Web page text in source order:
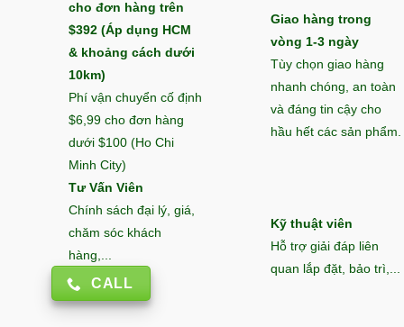
cho đơn hàng trên
$392 (Áp dụng HCM
& khoảng cách dưới
10km)
Phí vận chuyển cố định
$6,99 cho đơn hàng
dưới $100 (Ho Chi
Minh City)
Giao hàng trong
vòng 1-3 ngày
Tùy chọn giao hàng
nhanh chóng, an toàn
và đáng tin cậy cho
hầu hết các sản phẩm.
Tư Vấn Viên
Chính sách đại lý, giá,
chăm sóc khách
hàng,...
CALL
Kỹ thuật viên
Hỗ trợ giải đáp liên
quan lắp đặt, bảo trì,...